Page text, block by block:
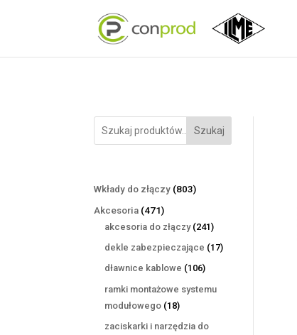
Szukaj
Wkłady do złączy 803803
Akcesoria 471471
produktów
akcesoria do złączy 241241
produktów
dekle zabezpieczające 1717
dławnice kablowe 106106
ramki montażowe systemu
modułowego 1818
produktów
zaciskarki i narzędzia do